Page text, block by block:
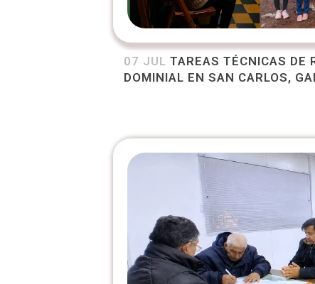
07 JUL TAREAS TÉCNICAS DE
DOMINIAL EN SAN CARLOS,